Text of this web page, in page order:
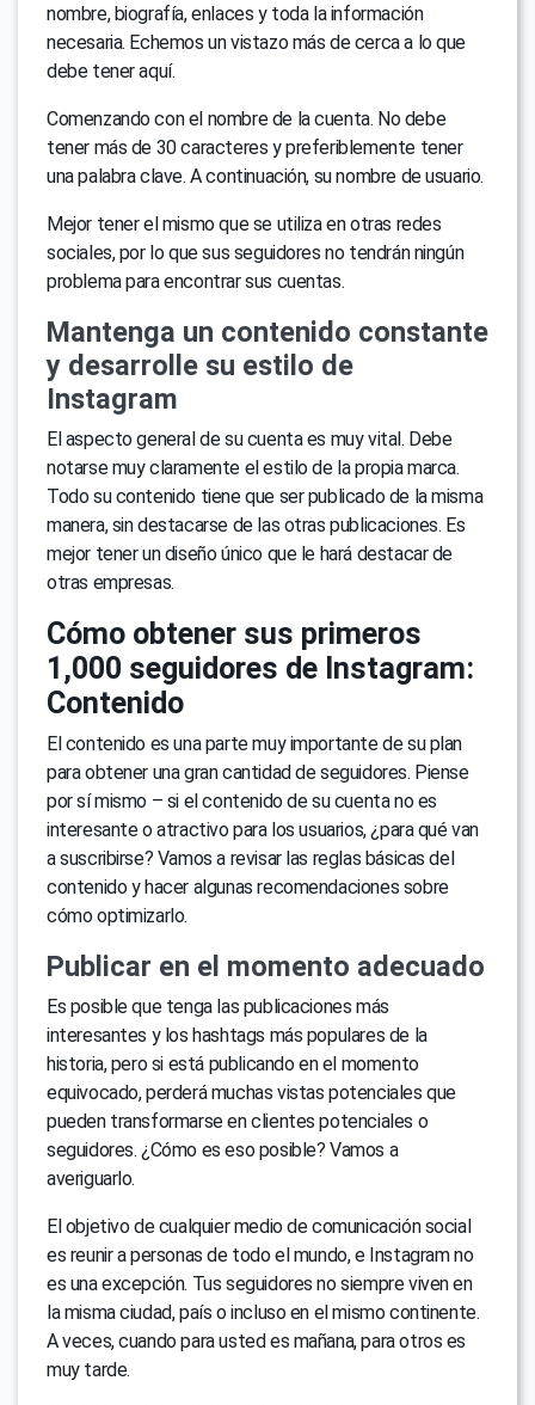
nombre, biografía, enlaces y toda la información
necesaria. Echemos un vistazo más de cerca a lo que
debe tener aquí.
Comenzando con el nombre de la cuenta. No debe
tener más de 30 caracteres y preferiblemente tener
una palabra clave. A continuación, su nombre de usuario.
Mejor tener el mismo que se utiliza en otras redes
sociales, por lo que sus seguidores no tendrán ningún
problema para encontrar sus cuentas.
Mantenga un contenido constante
y desarrolle su estilo de
Instagram
El aspecto general de su cuenta es muy vital. Debe
notarse muy claramente el estilo de la propia marca.
Todo su contenido tiene que ser publicado de la misma
manera, sin destacarse de las otras publicaciones. Es
mejor tener un diseño único que le hará destacar de
otras empresas.
Cómo obtener sus primeros
1,000 seguidores de Instagram:
Contenido
El contenido es una parte muy importante de su plan
para obtener una gran cantidad de seguidores. Piense
por sí mismo – si el contenido de su cuenta no es
interesante o atractivo para los usuarios, ¿para qué van
a suscribirse? Vamos a revisar las reglas básicas del
contenido y hacer algunas recomendaciones sobre
cómo optimizarlo.
Publicar en el momento adecuado
Es posible que tenga las publicaciones más
interesantes y los hashtags más populares de la
historia, pero si está publicando en el momento
equivocado, perderá muchas vistas potenciales que
pueden transformarse en clientes potenciales o
seguidores. ¿Cómo es eso posible? Vamos a
averiguarlo.
El objetivo de cualquier medio de comunicación social
es reunir a personas de todo el mundo, e Instagram no
es una excepción. Tus seguidores no siempre viven en
la misma ciudad, país o incluso en el mismo continente.
A veces, cuando para usted es mañana, para otros es
muy tarde.